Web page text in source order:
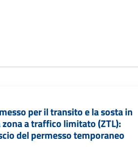
per il transito e la sosta in
zona a traffico limitato (ZTL):
del permesso temporaneo